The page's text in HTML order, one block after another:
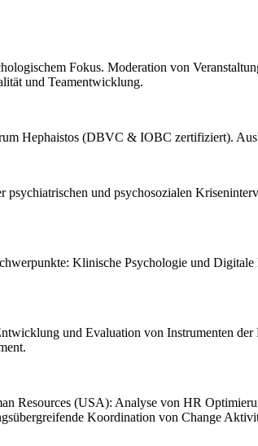
Fokus. Moderation von
und Teamentwicklung.
Hephaistos (DBVC & IOBC zertifiziert).
psychiatrischen und psychosozialen
Klinische Psychologie und
und Evaluation von Instrumenten
Resources (USA): Analyse von HR
Koordination von Change